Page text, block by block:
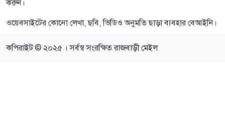
করুন।
ওয়েবসাইটের কোনো লেখা, ছবি, ভিডিও অনুমতি ছাড়া ব্যবহার বেআইনি।
কপিরাইট © ২০২৫ । সর্বস্ব সংরক্ষিত রাজবাড়ী মেইল